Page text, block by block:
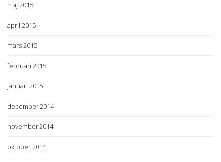
maj 2015
april 2015
mars 2015
februari 2015
januari 2015
december 2014
november 2014
oktober 2014